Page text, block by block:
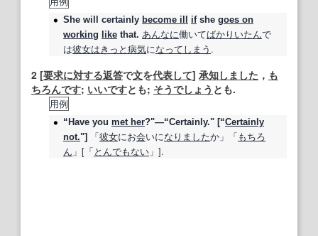
She will certainly become ill ifshe goes on
working
like that. あんなに働いてばかり いたんで
は彼女はきっと病気になってしまう .
2 [要求に対する返答で文を代表して] 承知しました ， も
ちろんです; いいですとも; そうでしょう とも.
用例
“Have you met her?"—“Certainly." [“Certainly
not."] 「彼女にお会いになりましたか」「もちろ
ん 」[「とんでもない 」].